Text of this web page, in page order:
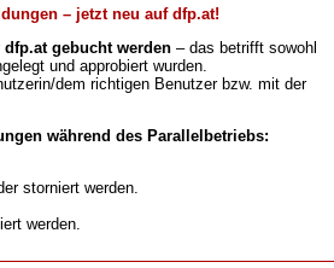
– jetzt neu auf dfp.at!
gebucht werden – das betrifft sowohl
und approbiert wurden.
dem richtigen Benutzer bzw. mit der
während des Parallelbetriebs:
storniert werden.
werden.